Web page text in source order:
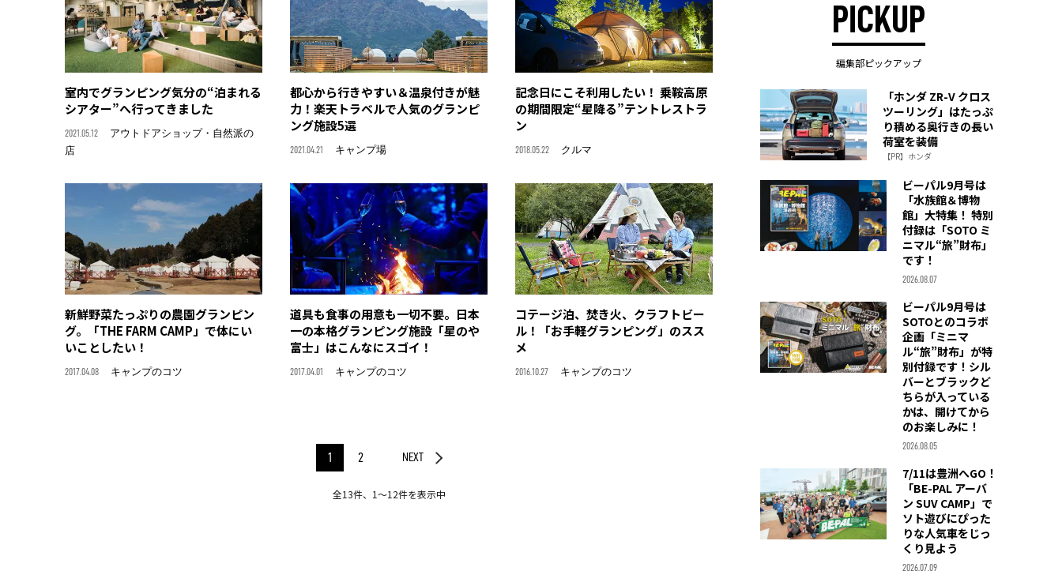
室内でグランピング気分の“泊まれる
シアター”へ行ってきました
2021.05.12
アウトドアショップ・自然派の
店
都心から行きやすい＆温泉付きが魅
力！楽天トラベルで人気のグランピ
ング施設5選
2021.04.21 キャンプ場
記念日にこそ利用したい！ 乗鞍高原
の期間限定“星降る”テントレストラ
ン
2018.05.22 クルマ
新鮮野菜たっぷりの農園グランピン
グ。「THE FARM CAMP」で体にい
いことしたい！
2017.04.08 キャンプのコツ
道具も食事の用意も一切不要。日本
一の本格グランピング施設「星のや
富士」はこんなにスゴイ！
2017.04.01 キャンプのコツ
コテージ泊、焚き火、クラフトビー
ル！「お手軽グランピング」のスス
メ
2016.10.27 キャンプのコツ
1 2 NEXT
全13件、1〜12件を表示中
PICKUP
編集部ピックアップ
「ホンダ ZR-V クロス
ツーリング」はたっぷ
り積める奥行きの長い
荷室を装備
【PR】ホンダ
ビーパル9月号は
「水族館＆博物
館」大特集！ 特別
付録は「SOTO ミ
ニマル“旅”財布」
です！
2026.08.07
ビーパル9月号は
SOTOとのコラボ
企画「ミニマ
ル“旅”財布」が特
別付録です！シル
バーとブラックど
ちらが入っている
かは、開けてから
のお楽しみに！
2026.08.05
7/11は豊洲へGO！
「BE-PAL アーバ
ン SUV CAMP」で
ソト遊びにぴった
りな人気車をじっ
くり見よう
2026.07.09